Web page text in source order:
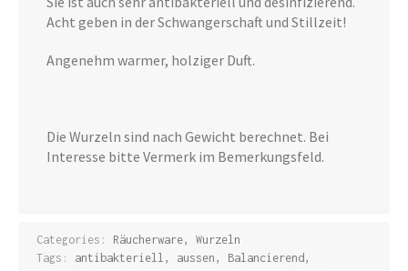
Acht geben in der Schwangerschaft und Stillzeit!
Angenehm warmer, holziger Duft.
Die Wurzeln sind nach Gewicht berechnet. Bei
Interesse bitte Vermerk im Bemerkungsfeld.
Categories: Räucherware, Wurzeln
Tags:
antibakteriell , aussen , Balancierend ,